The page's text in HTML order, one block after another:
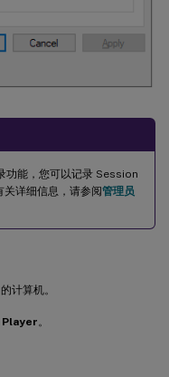
功能，您可以记录 Session
详细信息，请参阅管理员
计算机。
Player。